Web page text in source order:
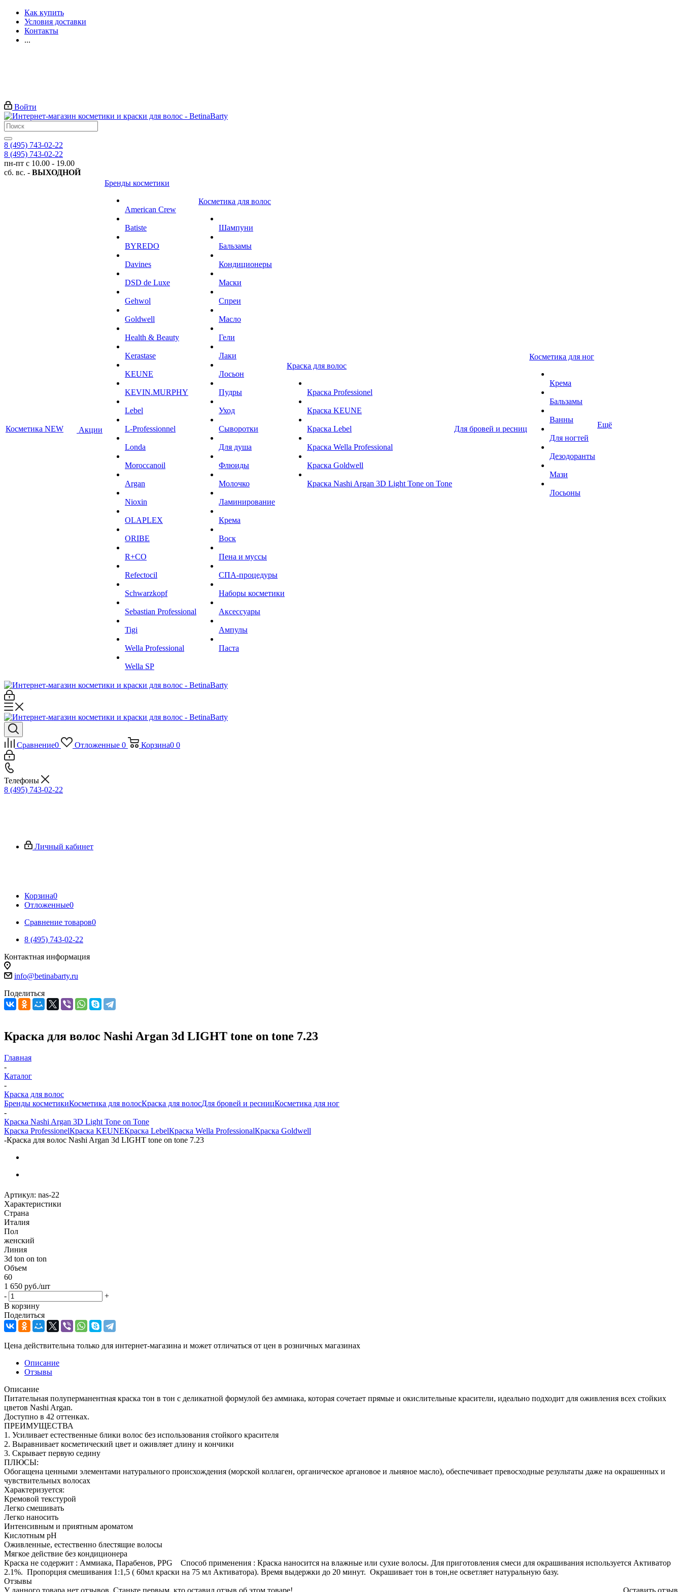
Как купить
Условия доставки
Контакты
...
Войти
8 (495) 743-02-22
8 (495) 743-02-22
пн-пт с 10.00 - 19.00
сб. вс. - ВЫХОДНОЙ
Косметика NEW Акции
Бренды косметики
American Crew
Batiste
BYREDO
Davines
DSD de Luxe
Gehwol
Goldwell
Health & Beauty
Kerastase
KEUNE
KEVIN.MURPHY
Lebel
L-Professionnel
Londa
Moroccanoil
Argan
Niохin
OLAPLEX
ORIBE
R+CO
Refectocil
Schwarzkopf
Sebastian Professional
Tigi
Wella Professional
Wella SP
Косметика для волос
Шампуни
Бальзамы
Кондиционеры
Маски
Спреи
Масло
Гели
Лаки
Лосьон
Пудры
Уход
Сыворотки
Для душа
Флюиды
Молочко
Ламинирование
Крема
Воск
Пена и муссы
СПА-процедуры
Наборы косметики
Аксессуары
Ампулы
Паста
Краска для волос
Краска Professionel
Краска KEUNE
Краска Lebel
Краска Wella Professional
Краска Goldwell
Краска Nashi Argan 3D Light Tone on Tone
Для бровей и ресниц
Косметика для ног
Крема
Бальзамы
Ванны
Для ногтей
Дезодоранты
Мази
Лосьоны
Ещё
Сравнение0 Отложенные 0 Корзина0 0
Телефоны
8 (495) 743-02-22
Личный кабинет
Корзина0
Отложенные0
Сравнение товаров0
8 (495) 743-02-22
Контактная информация
info@betinabarty.ru
Поделиться
Краска для волос Nashi Argan 3d LIGHT tone on tone 7.23
Главная
-
Каталог
-
Краска для волос
Бренды косметикиКосметика для волосКраска для волосДля бровей и ресницКосметика для ног
-
Краска Nashi Argan 3D Light Tone on Tone
Краска ProfessionelКраска KEUNEКраска LebelКраска Wella ProfessionalКраска Goldwell
-Краска для волос Nashi Argan 3d LIGHT tone on tone 7.23
Артикул: nas-22
Характеристики
Страна
Италия
Пол
женский
Линия
3d ton on ton
Объем
60
1 650 руб./шт
-
+
В корзину
Поделиться
Цена действительна только для интернет-магазина и может отличаться от цен в розничных магазинах
Описание
Отзывы
Описание
Питательная полуперманентная краска тон в тон с деликатной формулой без аммиака, которая сочетает прямые и окислительные красители, идеально подходит для оживления всех стойких
цветов Nashi Argan.
Доступно в 42 оттенках.
ПРЕИМУЩЕСТВА
1. Усиливает естественные блики волос без использования стойкого красителя
2. Выравнивает косметический цвет и оживляет длину и кончики
3. Скрывает первую седину
ПЛЮСЫ:
Обогащена ценными элементами натурального происхождения (морской коллаген, органическое аргановое и льняное масло), обеспечивает превосходные результаты даже на окрашенных и
чувствительных волосах
Характеризуется:
Кремовой текстурой
Легко смешивать
Легко наносить
Интенсивным и приятным ароматом
Кислотным pH
Оживленные, естественно блестящие волосы
Мягкое действие без кондиционера
Краска не содержит : Аммиака, Парабенов, PPG Способ применения : Краска наносится на влажные или сухие волосы. Для приготовления смеси для окрашивания используется Активатор
2.1%. Пропорция смешивания 1:1,5 ( 60мл краски на 75 мл Активатора). Время выдержки до 20 минут. Окрашивает тон в тон,не осветляет натуральную базу.
Отзывы
Оставить отзыв
У данного товара нет отзывов. Станьте первым, кто оставил отзыв об этом товаре!